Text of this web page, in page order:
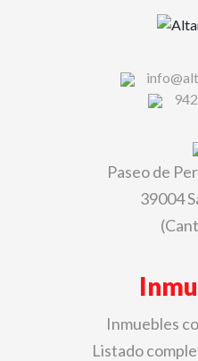
Paseo de
39004
Inmuebles
Listado